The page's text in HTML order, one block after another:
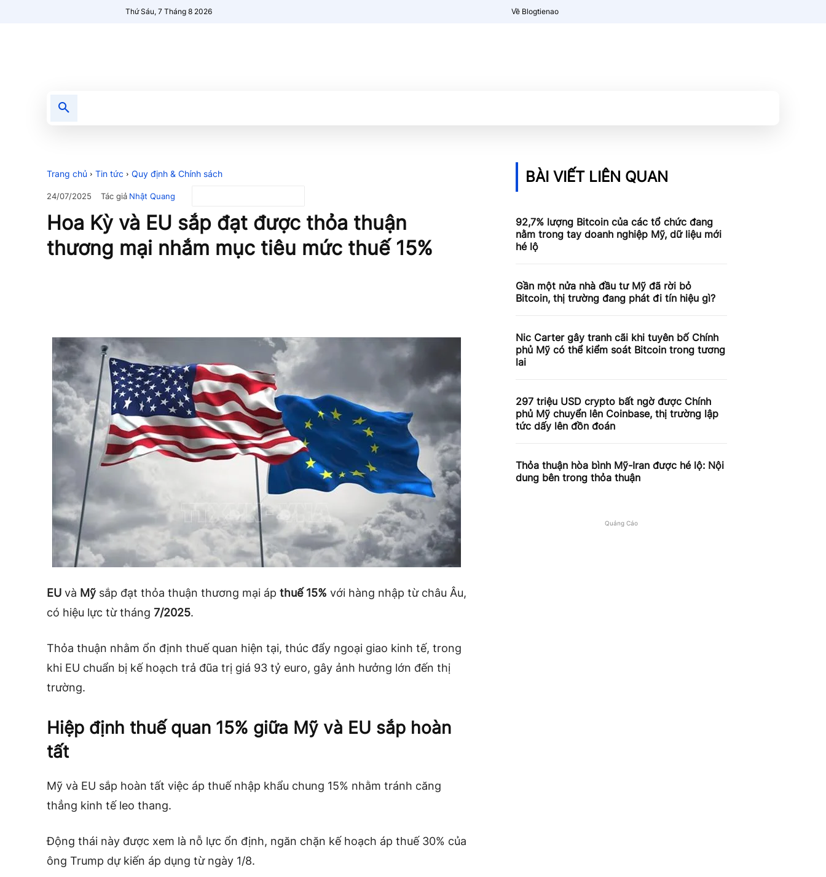
Thứ Sáu, 7 Tháng 8 2026 Về Blogtienao
Trang chủ Tin tức Quy định & Chính sách
24/07/2025 Tác giả Nhật Quang
Hoa Kỳ và EU sắp đạt được thỏa thuận
thương mại nhắm mục tiêu mức thuế 15%
EU và Mỹsắp đạt thỏa thuận thương mại áp thuế 15% với hàng nhập từ châu Âu,
có hiệu lực từ tháng 7/2025.
Thỏa thuận nhằm ổn định thuế quan hiện tại, thúc đẩy ngoại giao kinh tế, trong
khi EU chuẩn bị kế hoạch trả đũa trị giá 93 tỷ euro, gây ảnh hưởng lớn đến thị
trường.
Hiệp định thuế quan 15% giữa Mỹ và EU sắp hoàn
tất
Mỹ và EU sắp hoàn tất việc áp thuế nhập khẩu chung 15% nhằm tránh căng
thẳng kinh tế leo thang.
Động thái này được xem là nỗ lực ổn định, ngăn chặn kế hoạch áp thuế 30% của
ông Trump dự kiến áp dụng từ ngày 1/8.
BÀI VIẾT LIÊN QUAN
92,7% lượng Bitcoin của các tổ chức đang
nằm trong tay doanh nghiệp Mỹ, dữ liệu mới
hé lộ
Gần một nửa nhà đầu tư Mỹ đã rời bỏ
Bitcoin, thị trường đang phát đi tín hiệu gì?
Nic Carter gây tranh cãi khi tuyên bố Chính
phủ Mỹ có thể kiểm soát Bitcoin trong tương
lai
297 triệu USD crypto bất ngờ được Chính
phủ Mỹ chuyển lên Coinbase, thị trường lập
tức dấy lên đồn đoán
Thỏa thuận hòa bình Mỹ-Iran được hé lộ: Nội
dung bên trong thỏa thuận
Quảng Cáo